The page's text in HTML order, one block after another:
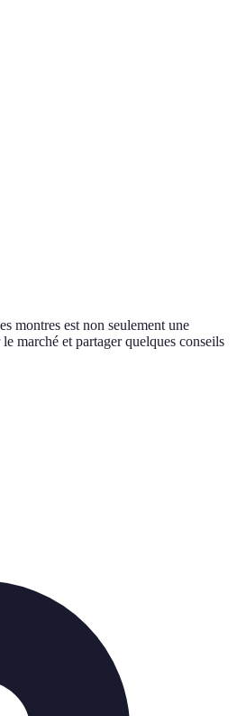
montres est non seulement une
marché et partager quelques conseils